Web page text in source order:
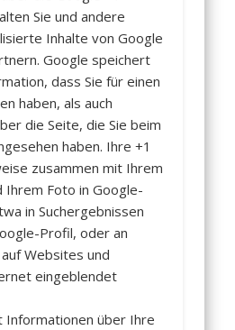
Sie und andere
Inhalte von Google
Google speichert
dass Sie für einen
haben, als auch
die Seite, die Sie beim
haben. Ihre +1
zusammen mit Ihrem
Ihrem Foto in Google-
in Suchergebnissen
Profil, oder an
Websites und
eingeblendet
Informationen über Ihre